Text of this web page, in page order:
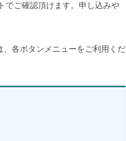
でご確認頂けます。申し込みや
各ボタンメニューをご利用くだ